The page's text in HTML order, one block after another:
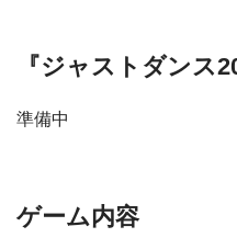
『ジャストダンス
準備中
ゲーム内容